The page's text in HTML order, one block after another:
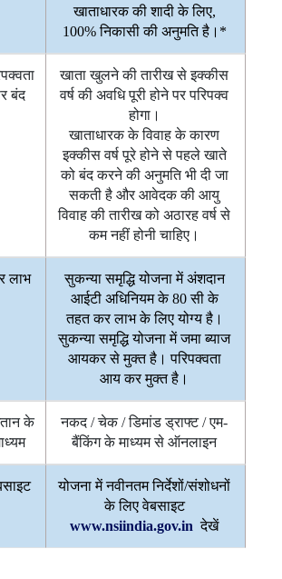
खाताधारक की शादी के लिए,
100% निकासी की अनुमति है।*
बंद
खाता खुलने की तारीख से इक्कीस
वर्ष की अवधि पूरी होने पर परिपक्व
होगा।
खाताधारक के विवाह के कारण
इक्कीस वर्ष पूरे होने से पहले खाते
को बंद करने की अनुमति भी दी जा
सकती है और आवेदक की आयु
विवाह की तारीख को अठारह वर्ष से
कम नहीं होनी चाहिए।
लाभ
सुकन्या समृद्धि योजना में अंशदान
आईटी अधिनियम के 80 सी के
तहत कर लाभ के लिए योग्य है।
सुकन्या समृद्धि योजना में जमा ब्याज
आयकर से मुक्त है। परिपक्वता
आय कर मुक्त है।
के
नकद / चेक / डिमांड ड्राफ्ट / एम-
बैंकिंग के माध्यम से ऑनलाइन
योजना में नवीनतम निर्देशों/संशोधनों
के लिए वेबसाइट
www.nsiindia.gov.in देखें